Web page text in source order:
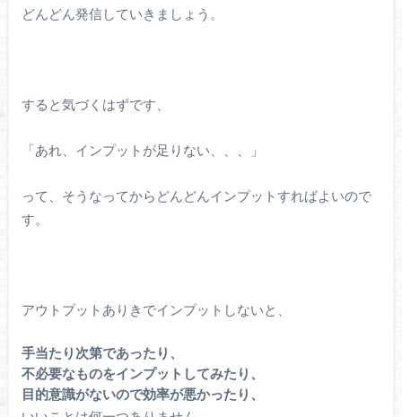
どんどん発信していきましょう。
すると気づくはずです、
「あれ、インプットが足りない、、、」
って、そうなってからどんどんインプットすればよいので
す。
アウトプットありきでインプットしないと、
手当たり次第であったり、
不必要なものをインプットしてみたり、
目的意識がないので効率が悪かったり、